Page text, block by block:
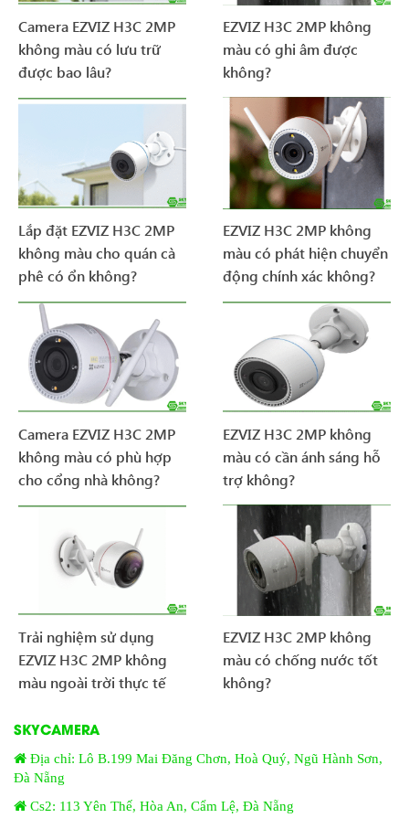
Camera EZVIZ H3C 2MP
không màu có lưu trữ
được bao lâu?
EZVIZ H3C 2MP không
màu có ghi âm được
không?
Lắp đặt EZVIZ H3C 2MP
không màu cho quán cà
phê có ổn không?
EZVIZ H3C 2MP không
màu có phát hiện chuyển
động chính xác không?
Camera EZVIZ H3C 2MP
không màu có phù hợp
cho cổng nhà không?
EZVIZ H3C 2MP không
màu có cần ánh sáng hỗ
trợ không?
Trải nghiệm sử dụng
EZVIZ H3C 2MP không
màu ngoài trời thực tế
EZVIZ H3C 2MP không
màu có chống nước tốt
không?
SKYCAMERA
Địa chỉ: Lô B.199 Mai Đăng Chơn, Hoà Quý, Ngũ Hành Sơn,
Đà Nẵng
Cs2: 113 Yên Thế, Hòa An, Cẩm Lệ, Đà Nẵng